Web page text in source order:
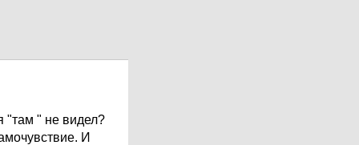
"там " не видел?
И